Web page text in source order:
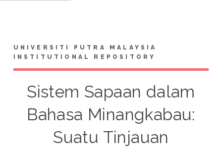
UNIVERSITI PUTRA MALAYSIA
INSTITUTIONAL REPOSITORY
Sistem Sapaan dalam
Bahasa Minangkabau:
Suatu Tinjauan